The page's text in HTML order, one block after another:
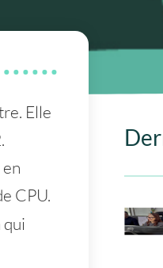
Elle
CPU.
qui